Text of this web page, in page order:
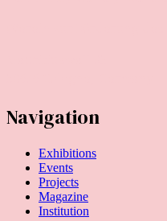
Navigation
Exhibitions
Events
Projects
Magazine
Institution